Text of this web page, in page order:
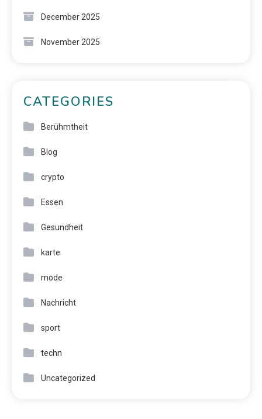
December 2025
November 2025
CATEGORIES
Berühmtheit
Blog
crypto
Essen
Gesundheit
karte
mode
Nachricht
sport
techn
Uncategorized